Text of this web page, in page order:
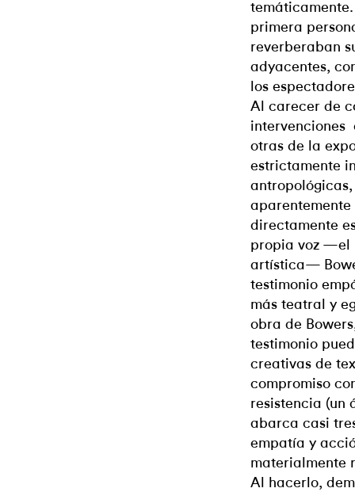
primera
reverberaban
adyacentes,
los
Al carecer de
intervenciones
otras de la
estrictamente
directamente
propia voz —el
artística—
testimonio
más teatral y
obra de
testimonio
creativas de
compromiso
resistencia (un
abarca casi
empatía y
materialmente
Al hacerlo,